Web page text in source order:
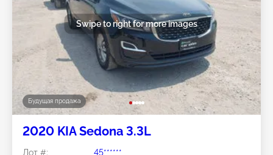
Будущая продажа
Swipe to right for more images
2020 KIA Sedona 3.3L
Лот #:
45******